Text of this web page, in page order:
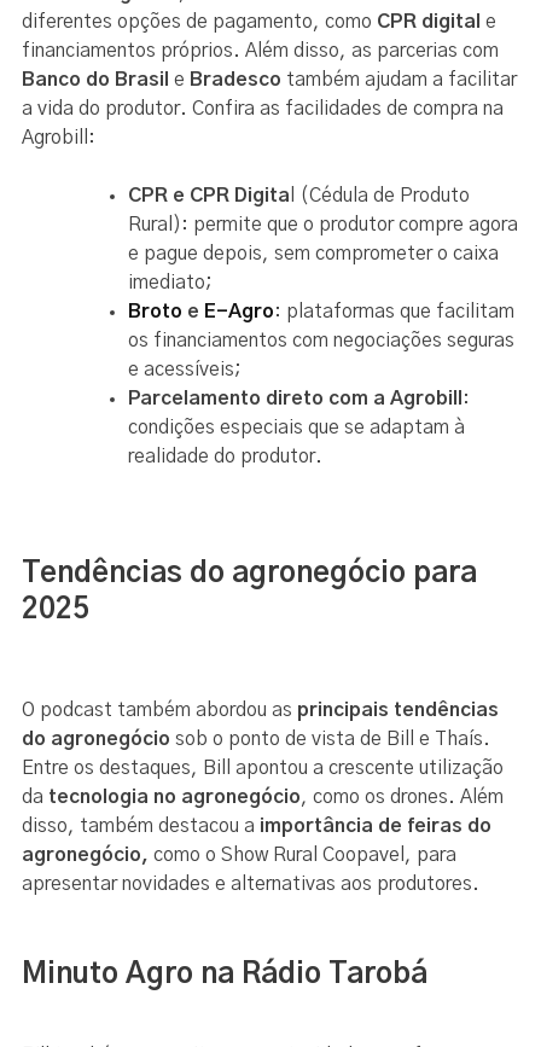
diferentes opções de pagamento, como CPR digital e
financiamentos próprios. Além disso, as parcerias com
Banco do Brasil e Bradesco também ajudam a facilitar
a vida do produtor. Confira as facilidades de compra na
Agrobill:
CPR e CPR Digita l (Cédula de Produto
Rural): permite que o produtor compre agora
e pague depois, sem comprometer o caixa
imediato;
Broto e E-Agro: plataformas que facilitam
os financiamentos com negociações seguras
e acessíveis;
Parcelamento direto com a Agrobill
:
condições especiais que se adaptam à
realidade do produtor.
Tendências do agronegócio para
2025
O podcast também abordou as principais tendências
do agronegócio sob o ponto de vista de Bill e Thaís.
Entre os destaques, Bill apontou a crescente utilização
da tecnologia no agronegócio, como os drones. Além
disso, também destacou a importância de feiras do
agronegócio, como o Show Rural Coopavel, para
apresentar novidades e alternativas aos produtores.
Minuto Agro na Rádio Tarobá